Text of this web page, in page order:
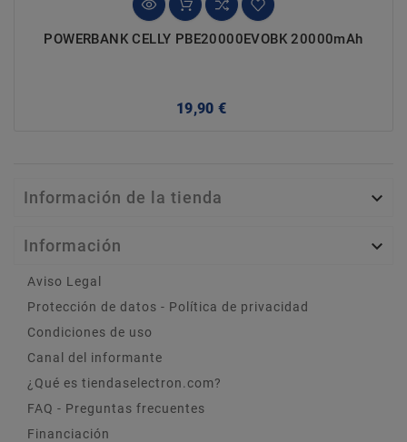
POWERBANK CELLY PBE20000EVOBK 20000mAh
19,90 €
Información de la tienda 
Información 
Aviso Legal
Protección de datos - Política de privacidad
Condiciones de uso
Canal del informante
¿Qué es tiendaselectron.com?
FAQ - Preguntas frecuentes
Financiación